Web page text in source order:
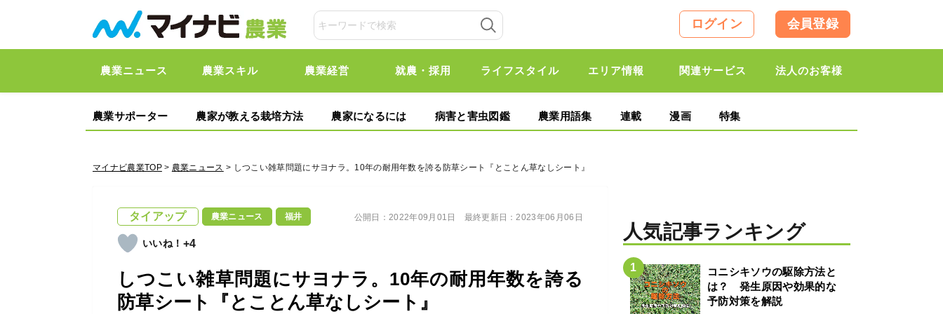
ログイン 会員登録
農業ニュース 農業スキル 農業経営 就農・採用 ライフスタイル エリア情報 関連サービス 法人のお客様
農業サポーター 農家が教える栽培方法 農家になるには 病害と害虫図鑑 農業用語集 連載 漫画 特集
マイナビ農業TOP> 農業ニュース > しつこい雑草問題にサヨナラ。10年の耐用年数を誇る防草シート『とことん草なしシート』
タイアップ 農業ニュース 福井
+4
しつこい雑草問題にサヨナラ。10年の耐用年数を誇る
防草シート『とことん草なしシート』
公開日：2022年09月01日 最終更新日：2023年06月06日
人気記事ランキング
コニシキソウの駆除方法と
は？ 発生原因や効果的な
予防対策を解説